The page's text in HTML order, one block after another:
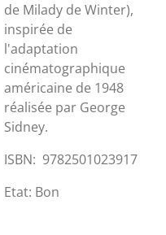
de Milady de Winter),
inspirée de
l'adaptation
cinématographique
américaine de 1948
réalisée par George
Sidney.
ISBN: 9782501023917
Etat: Bon